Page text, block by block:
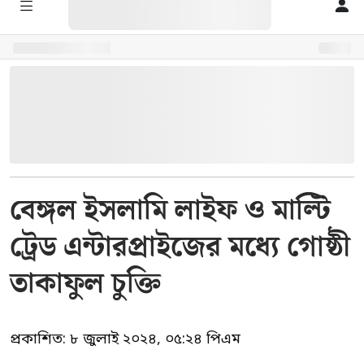
বেঙ্গল ইসলামি লাইফ ও মাল্টি
ট্রেড এন্টারপ্রাইজের মধ্যে গোষ্ঠী
তাকাফুল চুক্তি
প্রকাশিত: ৮ জুলাই ২০২৪, ০৫:২৪ পিএম